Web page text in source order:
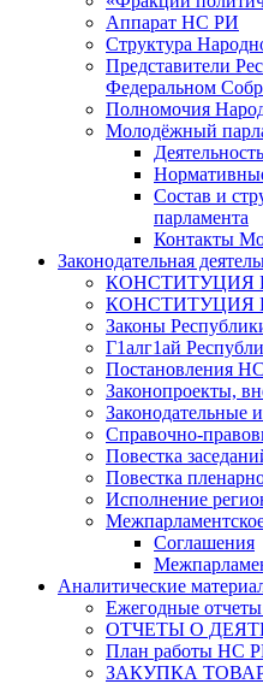
Аппарат НС РИ
Структура
Представители
Федеральном
Полномочия
Молодёжный
Состав и
парламента
Контакты
Законодательная
КОНСТИТУЦИЯ
КОНСТИТУЦИЯ
Законы
Г1алг1ай
Постановления
Законопроекты,
Законодательные
Справочно-
Повестка
Повестка
Исполнение
Соглашения
Аналитические
Ежегодные
ОТЧЕТЫ О
План работы НС
ЗАКУПКА